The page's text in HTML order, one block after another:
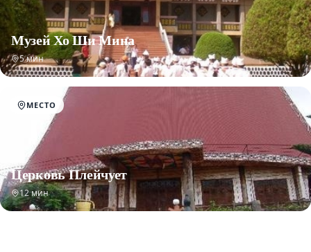
Музей Хо Ши Мина
5 мин
МЕСТО
Церковь Плейчует
12 мин